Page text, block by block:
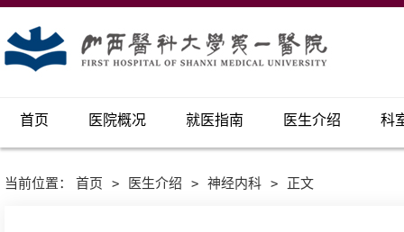
首页 医院概况 就医指南 医生介绍 科
当前位置： 首页 > 医生介绍 > 神经内科 > 正文